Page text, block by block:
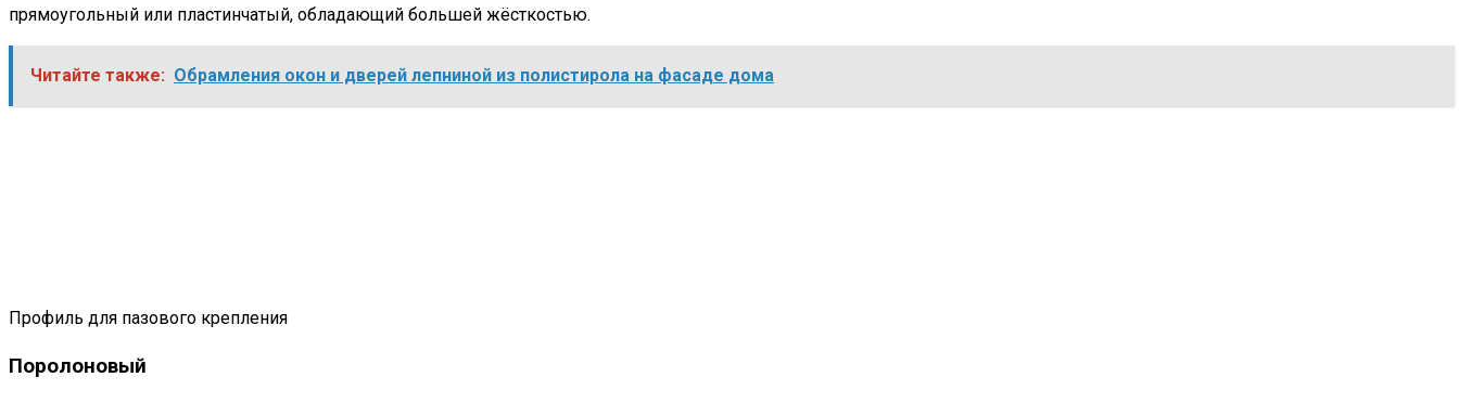
прямоугольный или пластинчатый, обладающий большей жёсткостью.
Читайте также: Обрамления окон и дверей лепниной из полистирола на фасаде дома
Профиль для пазового крепления
Поролоновый